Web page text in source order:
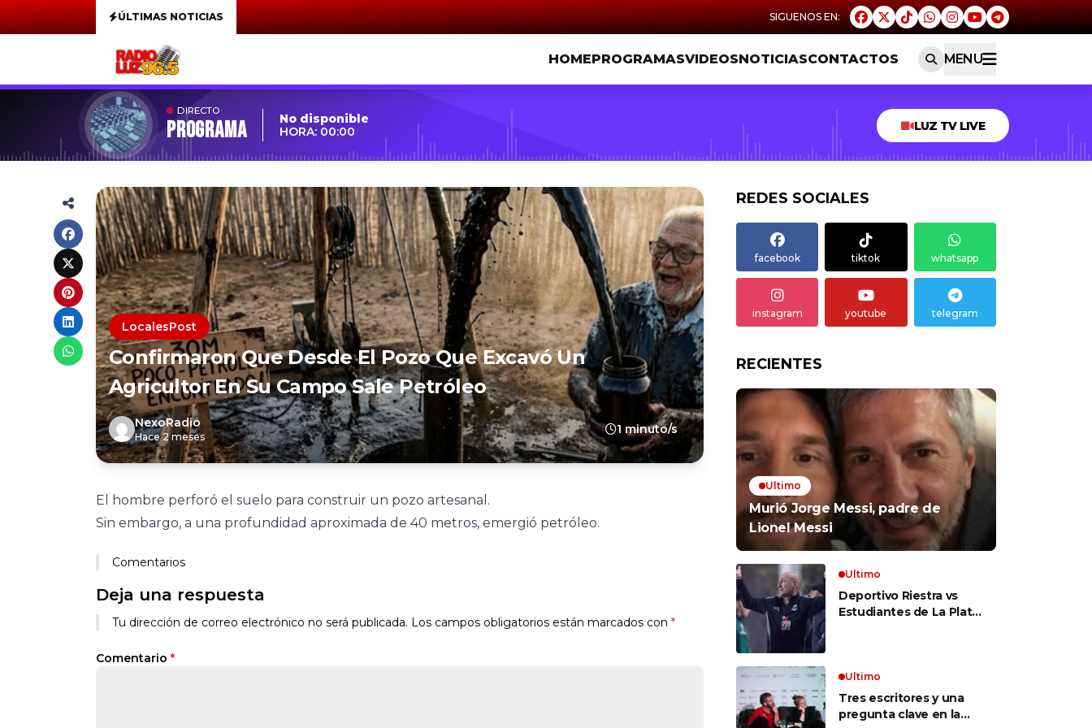
ÚLTIMAS NOTICIAS
HOMEPROGRAMASVIDEOSNOTICIASCONTACTOS MENU
DIRECTO
Programa
No disponible
HORA: 00:00
LUZ TV LIVE
LocalesPost
Confirmaron Que Desde El Pozo Que Excavó Un
Agricultor En Su Campo Sale Petróleo
NexoRadio
Hace 2 meses
1 minuto/s
El hombre perforó el suelo para construir un pozo artesanal.
Sin embargo, a una profundidad aproximada de 40 metros, emergió petróleo.
Comentarios
Deja una respuesta
Tu dirección de correo electrónico no será publicada. Los campos obligatorios están marcados con *
Comentario *
REDES SOCIALES
facebook tiktok whatsapp
instagram youtube telegram
RECIENTES
Ultimo
Murió Jorge Messi, padre de
Lionel Messi
Ultimo
Deportivo Riestra vs
Estudiantes de La Plata,
cómo ver el partido
Ultimo
Tres escritores y una
pregunta clave en la